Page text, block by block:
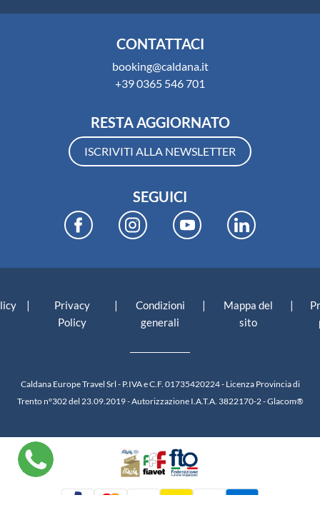
CONTATTACI
booking@caldana.it
+39 0365 546 701
RESTA AGGIORNATO
ISCRIVITI ALLA NEWSLETTER
SEGUICI
|
Privacy
Policy
|
Condizioni
generali
|
Mappa del
sito
|
Caldana Europe Travel Srl - P.IVA e C.F. 01735420224 - Licenza Provincia di
Trento n°302 del 23.09.2019 - Autorizzazione I.A.T.A. 3822170-2 -Glacom®